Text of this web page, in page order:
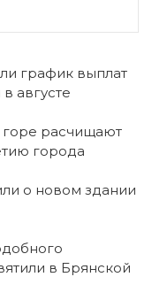
график выплат
августе
расчищают
города
о новом здании
в Брянской